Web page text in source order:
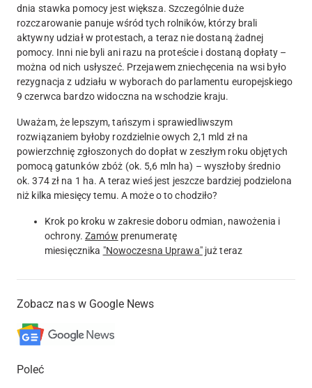
dnia stawka pomocy jest większa. Szczególnie duże
rozczarowanie panuje wśród tych rolników, którzy brali
aktywny udział w protestach, a teraz nie dostaną żadnej
pomocy. Inni nie byli ani razu na proteście i dostaną dopłaty –
można od nich usłyszeć. Przejawem zniechęcenia na wsi było
rezygnacja z udziału w wyborach do parlamentu europejskiego
9 czerwca bardzo widoczna na wschodzie kraju.
Uważam, że lepszym, tańszym i sprawiedliwszym
rozwiązaniem byłoby rozdzielnie owych 2,1 mld zł na
powierzchnię zgłoszonych do dopłat w zeszłym roku objętych
pomocą gatunków zbóż (ok. 5,6 mln ha) – wyszłoby średnio
ok. 374 zł na 1 ha. A teraz wieś jest jeszcze bardziej podzielona
niż kilka miesięcy temu. A może o to chodziło?
Krok po kroku w zakresie doboru odmian, nawożenia i
ochrony.Zamów prenumeratę
miesięcznika "Nowoczesna Uprawa"już teraz
Zobacz nas w Google News
Poleć